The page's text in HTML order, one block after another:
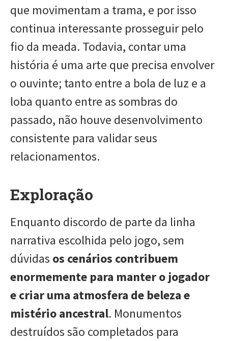
que movimentam a trama, e por isso
continua interessante prosseguir pelo
fio da meada. Todavia, contar uma
história é uma arte que precisa envolver
o ouvinte; tanto entre a bola de luz e a
loba quanto entre as sombras do
passado, não houve desenvolvimento
consistente para validar seus
relacionamentos.
Exploração
Enquanto discordo de parte da linha
narrativa escolhida pelo jogo, sem
dúvidas os cenários contribuem
enormemente para manter o jogador
e criar uma atmosfera de beleza e
mistério ancestral. Monumentos
destruídos são completados para